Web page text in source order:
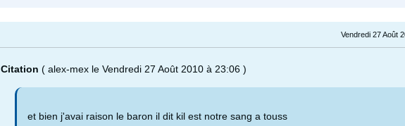
Vendredi 27 Août
Citation ( alex-mex le Vendredi 27 Août 2010 à 23:06 )
et bien j'avai raison le baron il dit kil est notre sang a touss